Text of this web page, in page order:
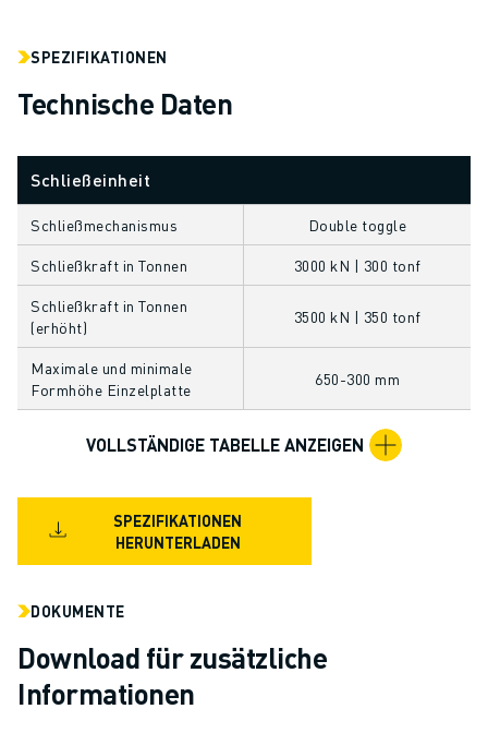
UNSERE STANDORTE
NACHHALTIGKEIT
JETZT BEWERBEN » KARRIEREPORTAL
KONTAKT
KONTAKT
STANDORTE
IMPRESSUM
SPEZIFIKATIONEN
Technische Daten
Schließeinheit
Schließmechanismus Double toggle
Schließkraft in Tonnen 3000 kN | 300 tonf
Schließkraft in Tonnen
(erhöht)
3500 kN | 350 tonf
Maximale und minimale
Formhöhe Einzelplatte
650-300 mm
VOLLSTÄNDIGE TABELLE ANZEIGEN
SPEZIFIKATIONEN
HERUNTERLADEN
DOKUMENTE
Download für zusätzliche
Informationen